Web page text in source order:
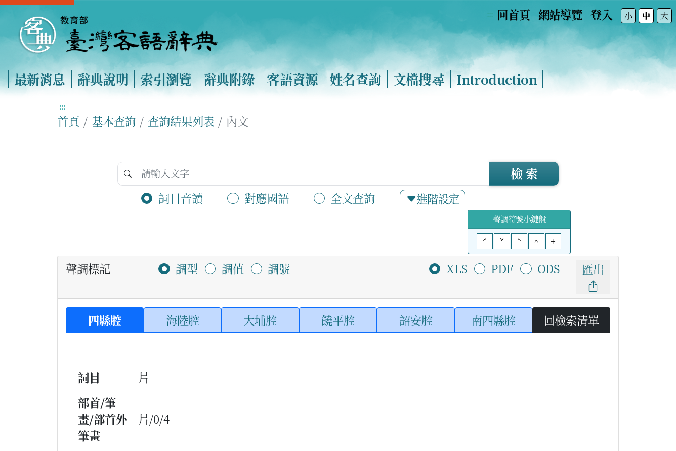
回首頁 網站導覽 登入 小 中 大
最新消息 辭典說明 索引瀏覽 辭典附錄 客語資源 姓名查詢 文檔搜尋 Introduction
:::
首頁 基本查詢 查詢結果列表 內文
詞目音讀 對應國語 全文查詢 進階設定
檢 索
聲調符號小鍵盤
ˊ
ˇ ˋ ^ +
聲調標記 調型 調值 調號 XLS PDF ODS 匯出
四縣腔 海陸腔 大埔腔 饒平腔 詔安腔 南四縣腔 回檢索清單
詞目
片
部首/筆
畫/部首外
筆畫
片/0/4